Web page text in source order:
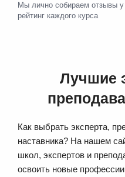
Мы лично собираем отзывы
рейтинг каждого курса
Лучшие
Как выбрать эксперта,
наставника? На нашем
школ, экспертов и
освоить новые